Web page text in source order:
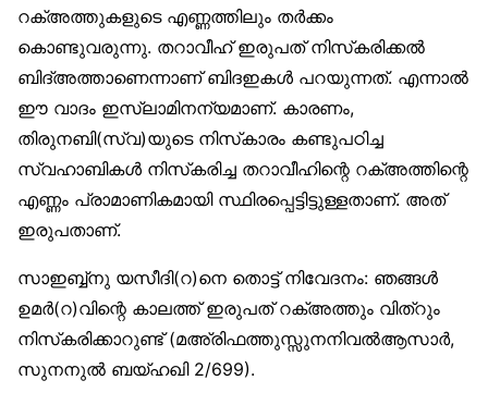
റക്അത്തുകളുടെ എണ്ണത്തിലും തര്‍ക്കം
കൊണ്ടുവരുന്നു. തറാവീഹ് ഇരുപത് നിസ്‌കരിക്കല്‍
ബിദ്അത്താണെന്നാണ് ബിദഇകള്‍ പറയുന്നത്. എന്നാല്‍
ഈ വാദം ഇസ്‌ലാമിനന്യമാണ്. കാരണം,
തിരുനബി(സ്വ)യുടെ നിസ്‌കാരം കണ്ടുപഠിച്ച
സ്വഹാബികള്‍ നിസ്‌കരിച്ച തറാവീഹിന്റെ റക്അത്തിന്റെ
എണ്ണം പ്രാമാണികമായി സ്ഥിരപ്പെട്ടിട്ടുള്ളതാണ്. അത്
ഇരുപതാണ്.
സാഇബ്ബ്‌നു യസീദി(റ)നെ തൊട്ട് നിവേദനം: ഞങ്ങള്‍
ഉമര്‍(റ)വിന്റെ കാലത്ത് ഇരുപത് റക്അത്തും വിത്‌റും
നിസ്‌കരിക്കാറുണ്ട് (മഅ്‌രിഫത്തുസ്സുനനിവല്‍ആസാര്‍,
സുനനുല്‍ ബയ്ഹഖി 2/699).